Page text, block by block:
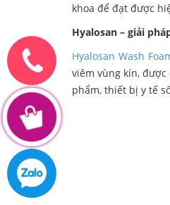
khoa để đạt được
Hyalosan – giải
Hyalosan Wash
viêm vùng kín,
phẩm, thiết bị y tế